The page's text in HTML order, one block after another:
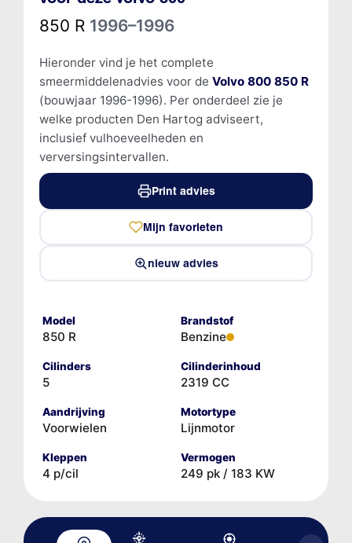
850 R 1996–1996
Hieronder vind je het complete
smeermiddelenadvies voor de Volvo 800 850 R
(bouwjaar 1996-1996). Per onderdeel zie je
welke producten Den Hartog adviseert,
inclusief vulhoeveelheden en
verversingsintervallen.
Print advies
Mijn favorieten
nieuw advies
Model
850 R
Brandstof
Benzine
Cilinders
5
Cilinderinhoud
2319 CC
Aandrijving
Voorwielen
Motortype
Lijnmotor
Kleppen
4 p/cil
Vermogen
249 pk / 183 KW